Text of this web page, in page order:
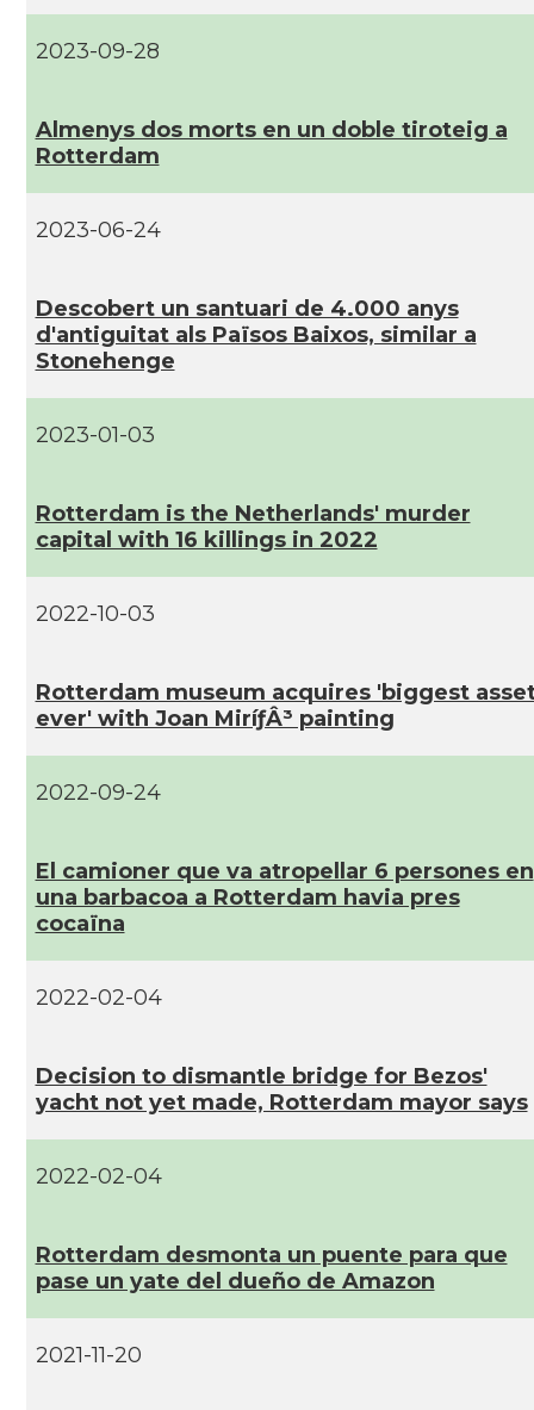
2023-09-28
Almenys dos morts en un doble tiroteig a
Rotterdam
2023-06-24
Descobert un santuari de 4.000 anys
d'antiguitat als Països Baixos, similar a
Stonehenge
2023-01-03
Rotterdam is the Netherlands' murder
capital with 16 killings in 2022
2022-10-03
Rotterdam museum acquires 'biggest
ever' with Joan MiríƒÂ³ painting
2022-09-24
El camioner que va atropellar 6 persones en
una barbacoa a Rotterdam havia pres
cocaïna
2022-02-04
Decision to dismantle bridge for Bezos'
yacht not yet made, Rotterdam mayor says
2022-02-04
Rotterdam desmonta un puente para que
pase un yate del dueño de Amazon
2021-11-20